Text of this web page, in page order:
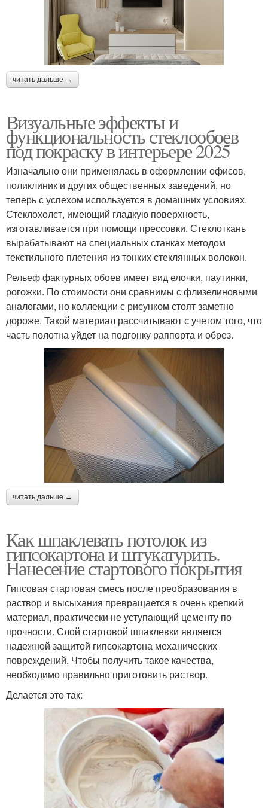
читать дальше →
Визуальные эффекты и
функциональность стеклообоев
под покраску в интерьере 2025
Изначально они применялась в оформлении офисов,
поликлиник и других общественных заведений, но
теперь с успехом используется в домашних условиях.
Стеклохолст, имеющий гладкую поверхность,
изготавливается при помощи прессовки. Стеклоткань
вырабатывают на специальных станках методом
текстильного плетения из тонких стеклянных волокон.
Рельеф фактурных обоев имеет вид елочки, паутинки,
рогожки. По стоимости они сравнимы с флизелиновыми
аналогами, но коллекции с рисунком стоят заметно
дороже. Такой материал рассчитывают с учетом того, что
часть полотна уйдет на подгонку раппорта и обрез.
читать дальше →
Как шпаклевать потолок из
гипсокартона и штукатурить.
Нанесение стартового покрытия
Гипсовая стартовая смесь после преобразования в
раствор и высыхания превращается в очень крепкий
материал, практически не уступающий цементу по
прочности. Слой стартовой шпаклевки является
надежной защитой гипсокартона механических
повреждений. Чтобы получить такое качества,
необходимо правильно приготовить раствор.
Делается это так: